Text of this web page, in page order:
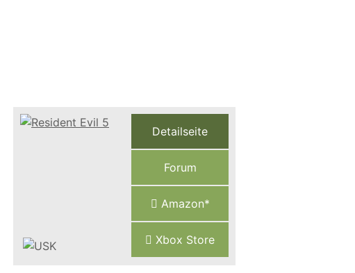
Detailseite
Forum
Amazon*
Xbox Store